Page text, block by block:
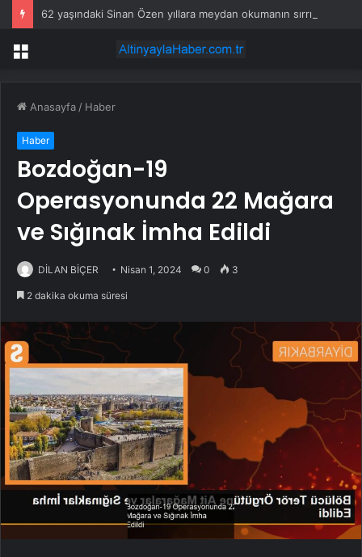
Menü
Anasayfa / Haber
Haber
Bozdoğan-19
Operasyonunda 22 Mağara
ve Sığınak İmha Edildi
DİLAN BİÇER Nisan 1, 2024 0 3
2 dakika okuma süresi